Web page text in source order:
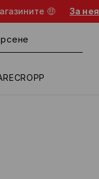
🤑 За нея